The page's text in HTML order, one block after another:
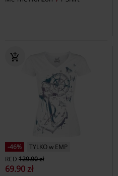
-46%
TYLKO w EMP
RCD 129.90 zł
69.90 zł